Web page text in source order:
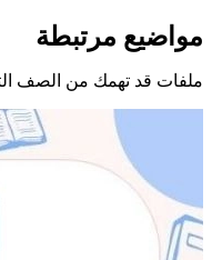
مواضيع مرتبطة
ملفات قد تهمك من الصف